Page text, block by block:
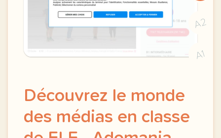
A2
A1
Découvrez le monde
des médias en classe